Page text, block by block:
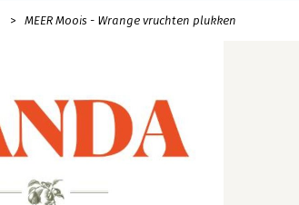
MEER Moois - Wrange vruchten plukken